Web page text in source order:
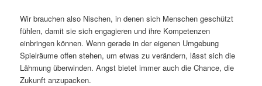
Wir brauchen also Nischen, in denen sich Menschen geschützt
fühlen, damit sie sich engagieren und ihre Kompetenzen
einbringen können. Wenn gerade in der eigenen Umgebung
Spielräume offen stehen, um etwas zu verändern, lässt sich die
Lähmung überwinden. Angst bietet immer auch die Chance, die
Zukunft anzupacken.